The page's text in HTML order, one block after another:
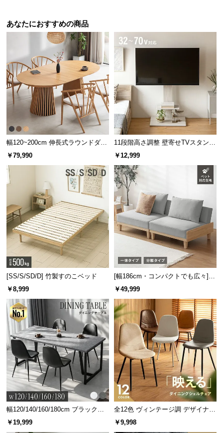
た場合、新しくご交換させて頂きます。
あなたにおすすめの商品
幅120~200cm 伸長式ラウンドダイ
ニングテーブル 6人掛け 天然木突
￥79,990
11段階高さ調整 壁寄せTVスタンド
キャスター付き 上下左右角度調節
￥12,999
[SS/S/SD/D] 竹製すのこベッド
￥8,999
[幅186cm・コンパクトでも広々] 3
人掛けソファベッド リクライニン
￥49,999
幅120/140/160/180cm ブラックフ
レーム ダイニング 大理石調 4人掛
￥19,999
全12色 ヴィンテージ調 デザイナー
ズシェルチェア
￥9,998